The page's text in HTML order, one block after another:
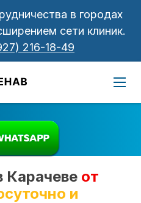
в городах
сети клиник.
216-18-49
Карачеве от
и